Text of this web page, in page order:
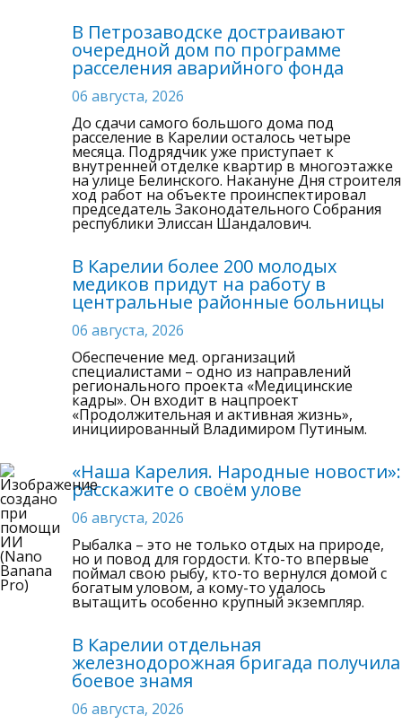
В Петрозаводске достраивают
очередной дом по программе
расселения аварийного фонда
06 августа, 2026
До сдачи самого большого дома под
расселение в Карелии осталось четыре
месяца. Подрядчик уже приступает к
внутренней отделке квартир в многоэтажке
на улице Белинского. Накануне Дня строителя
ход работ на объекте проинспектировал
председатель Законодательного Собрания
республики Элиссан Шандалович.
В Карелии более 200 молодых
медиков придут на работу в
центральные районные больницы
06 августа, 2026
Обеспечение мед. организаций
специалистами – одно из направлений
регионального проекта «Медицинские
кадры». Он входит в нацпроект
«Продолжительная и активная жизнь»,
инициированный Владимиром Путиным.
«Наша Карелия. Народные новости»:
расскажите о своём улове
06 августа, 2026
Рыбалка – это не только отдых на природе,
но и повод для гордости. Кто-то впервые
поймал свою рыбу, кто-то вернулся домой с
богатым уловом, а кому-то удалось
вытащить особенно крупный экземпляр.
В Карелии отдельная
железнодорожная бригада получила
боевое знамя
06 августа, 2026